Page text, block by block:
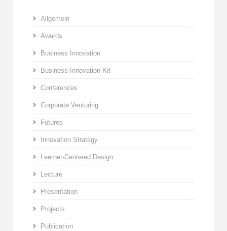
Allgemein
Awards
Business Innovation
Business Innovation Kit
Conferences
Corporate Venturing
Futures
Innovation Strategy
Learner-Centered Design
Lecture
Presentation
Projects
Publication